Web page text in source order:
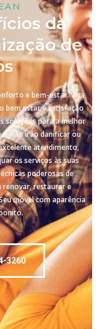
da
de
e bem-estar. Viva
bem estar e satisfação
soluções para a melhor
não irão danificar ou
atendimento,
os serviços às suas
poderosas de
renovar, restaurar e
móvel com aparência
3260